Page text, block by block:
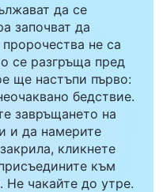
да се
започват да
не са
се разгръща пред
ще настъпи първо:
бедствие.
завръщането на
и да намерите
кликнете
към
Не чакайте до утре.